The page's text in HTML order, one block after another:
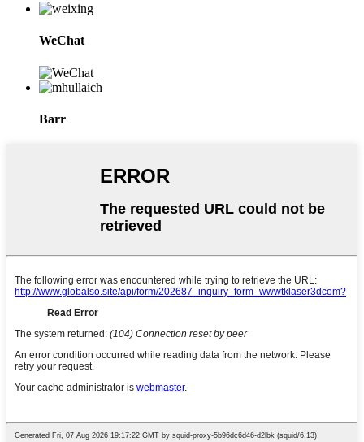
WeChat
Barr